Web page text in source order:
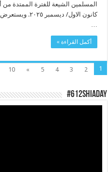
المسلمين الشيعة للفترة الممتدة
كانون الاول/
…
أكمل القراءة »
1
2
3
4
5
»
10
#612ShiaDay